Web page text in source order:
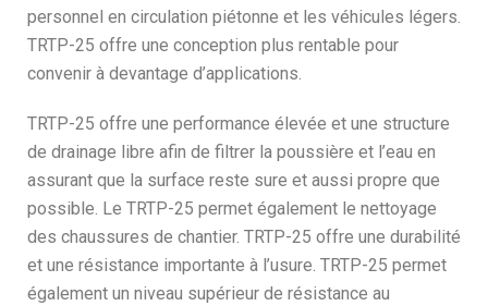
personnel en circulation piétonne et les véhicules légers.
TRTP-25 offre une conception plus rentable pour
convenir à devantage d’applications.
TRTP-25 offre une performance élevée et une structure
de drainage libre afin de filtrer la poussière et l’eau en
assurant que la surface reste sure et aussi propre que
possible. Le TRTP-25 permet également le nettoyage
des chaussures de chantier. TRTP-25 offre une durabilité
et une résistance importante à l’usure. TRTP-25 permet
également un niveau supérieur de résistance au